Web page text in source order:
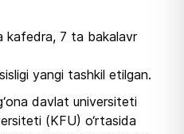
kafedra, 7 ta bakalavr
yangi tashkil etilgan.
davlat universiteti
(KFU) o‘rtasida